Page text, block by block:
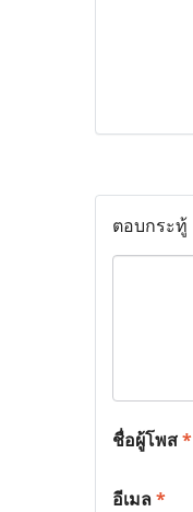
ตอบกระทู้
ชื่อผู้โพส*
อีเมล*